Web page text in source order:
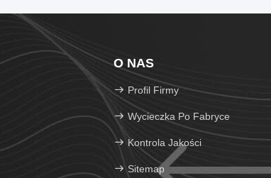
O NAS
Profil Firmy
Wycieczka Po Fabryce
Kontrola Jakości
Sitemap